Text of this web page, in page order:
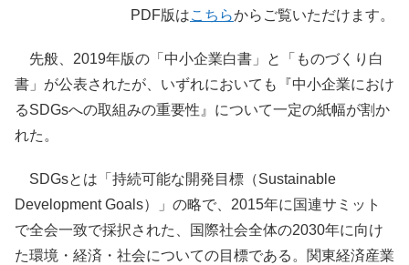
PDF版はこちらからご覧いただけます。
先般、2019年版の「中小企業白書」と「ものづくり白
書」が公表されたが、いずれにおいても『中小企業におけ
るSDGsへの取組みの重要性』について一定の紙幅が割か
れた。
SDGsとは「持続可能な開発目標（Sustainable
Development Goals）」の略で、2015年に国連サミット
で全会一致で採択された、国際社会全体の2030年に向け
た環境・経済・社会についての目標である。関東経済産業